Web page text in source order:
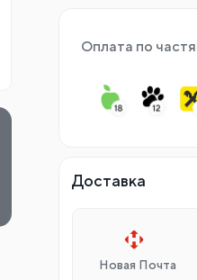
Оплата по
Доставка
Новая Почта